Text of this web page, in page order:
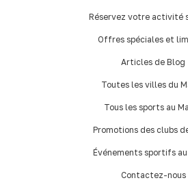
Réservez votre activité
Offres spéciales et
Articles de Blog
Toutes les villes du
Tous les sports au
Promotions des clubs
Événements sportifs
Contactez-nous